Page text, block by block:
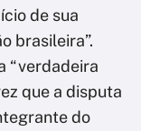
de sua
brasileira”.
“verdadeira
que a disputa
do